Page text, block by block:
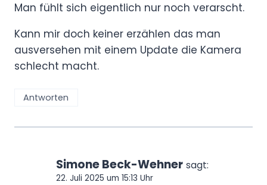
Man fühlt sich eigentlich nur noch verarscht.
Kann mir doch keiner erzählen das man
ausversehen mit einem Update die Kamera
schlecht macht.
Antworten
Simone Beck-Wehner sagt:
22. Juli 2025 um 15:13 Uhr